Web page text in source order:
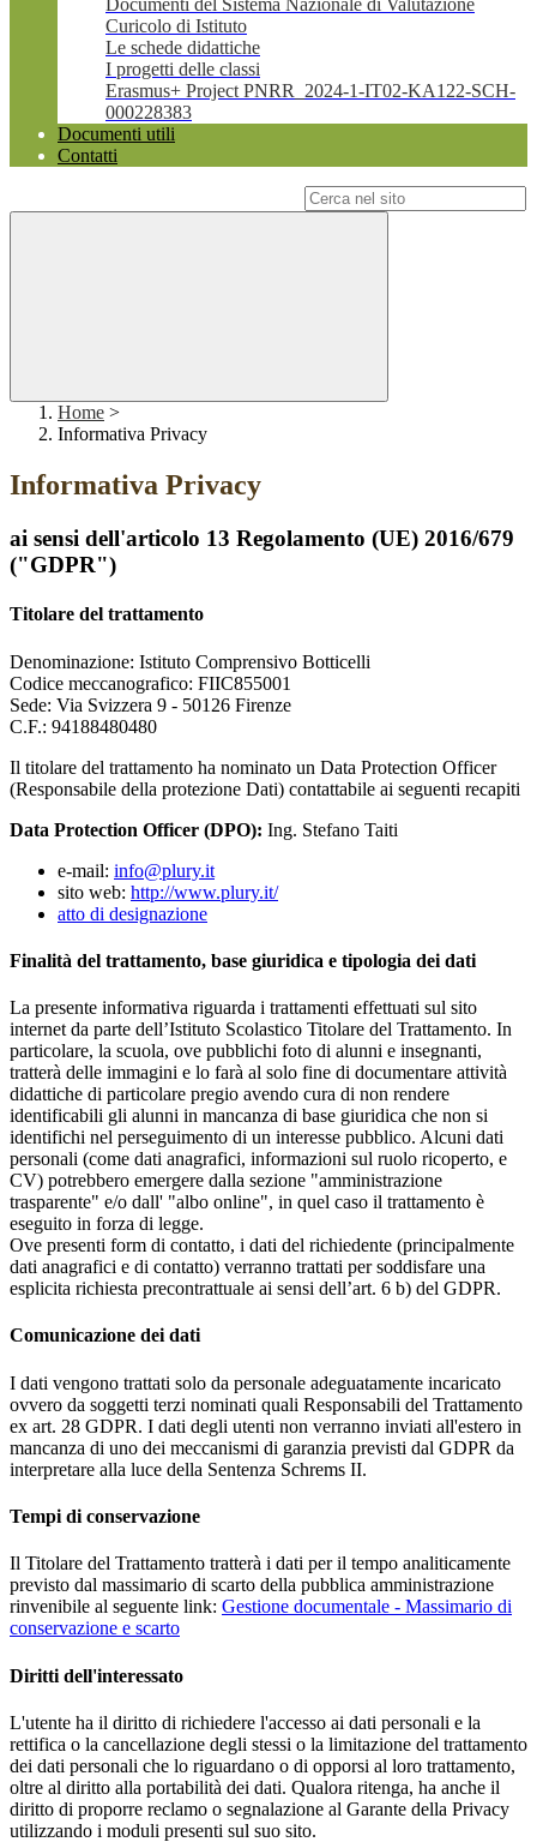
Documenti del Sistema Nazionale di Valutazione
Curicolo di Istituto
Le schede didattiche
I progetti delle classi
Erasmus+ Project PNRR_2024-1-IT02-KA122-SCH-
000228383
Documenti utili
Contatti
Home >
Informativa Privacy
Informativa Privacy
ai sensi dell'articolo 13 Regolamento (UE) 2016/679
("GDPR")
Titolare del trattamento
Denominazione: Istituto Comprensivo Botticelli
Codice meccanografico: FIIC855001
Sede: Via Svizzera 9 - 50126 Firenze
C.F.: 94188480480
Il titolare del trattamento ha nominato un Data Protection Officer
(Responsabile della protezione Dati) contattabile ai seguenti recapiti
Data Protection Officer (DPO): Ing. Stefano Taiti
e-mail: info@plury.it
sito web: http://www.plury.it/
atto di designazione
Finalità del trattamento, base giuridica e tipologia dei dati
La presente informativa riguarda i trattamenti effettuati sul sito
internet da parte dell’Istituto Scolastico Titolare del Trattamento. In
particolare, la scuola, ove pubblichi foto di alunni e insegnanti,
tratterà delle immagini e lo farà al solo fine di documentare attività
didattiche di particolare pregio avendo cura di non rendere
identificabili gli alunni in mancanza di base giuridica che non si
identifichi nel perseguimento di un interesse pubblico. Alcuni dati
personali (come dati anagrafici, informazioni sul ruolo ricoperto, e
CV) potrebbero emergere dalla sezione "amministrazione
trasparente" e/o dall' "albo online", in quel caso il trattamento è
eseguito in forza di legge.
Ove presenti form di contatto, i dati del richiedente (principalmente
dati anagrafici e di contatto) verranno trattati per soddisfare una
esplicita richiesta precontrattuale ai sensi dell’art. 6 b) del GDPR.
Comunicazione dei dati
I dati vengono trattati solo da personale adeguatamente incaricato
ovvero da soggetti terzi nominati quali Responsabili del Trattamento
ex art. 28 GDPR. I dati degli utenti non verranno inviati all'estero in
mancanza di uno dei meccanismi di garanzia previsti dal GDPR da
interpretare alla luce della Sentenza Schrems II.
Tempi di conservazione
Il Titolare del Trattamento tratterà i dati per il tempo analiticamente
previsto dal massimario di scarto della pubblica amministrazione
rinvenibile al seguente link: Gestione documentale - Massimario di
conservazione e scarto
Diritti dell'interessato
L'utente ha il diritto di richiedere l'accesso ai dati personali e la
rettifica o la cancellazione degli stessi o la limitazione del trattamento
dei dati personali che lo riguardano o di opporsi al loro trattamento,
oltre al diritto alla portabilità dei dati. Qualora ritenga, ha anche il
diritto di proporre reclamo o segnalazione al Garante della Privacy
utilizzando i moduli presenti sul suo sito.